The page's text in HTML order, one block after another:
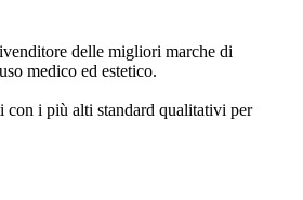
delle migliori marche di
medico ed estetico.
con i più alti standard qualitativi per